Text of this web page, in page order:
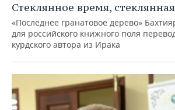
Стеклянное время,
«Последнее гранатовое дерево»
для российского книжного поля
курдского автора из Ирака